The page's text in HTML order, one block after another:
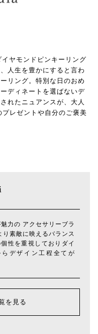
ヤモンドピンキーリング
人生を豊かにすると言わ
リング。特別な日のおめ
ディネートを選ばないデ
れたニュアンスが、大人
レゼントや自分のご褒美
力の アクセサリーブラ
素敵に映えるバランス
性を重視しておりダイ
デザイン工程全てが
を見る